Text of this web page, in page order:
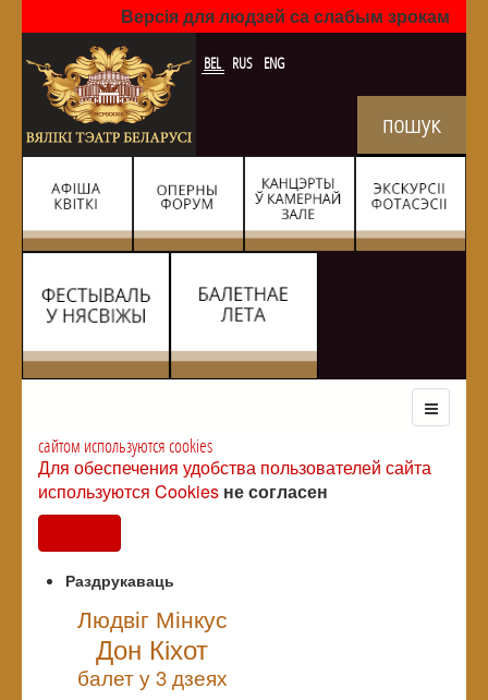
Версія для людзей са слабым зрокам
BEL RUS ENG
сайтом используются cookies
Для обеспечения удобства пользователей сайта
используются Cookies не согласен
Раздрукаваць
Людвіг Мінкус
Дон Кіхот
балет у 3 дзеях